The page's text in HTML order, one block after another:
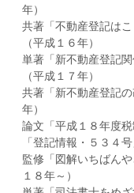
年）
共著「不動産登記は
（平成１６年）
単著「新不動産登記
（平成１７年）
共著「新不動産登記
年）
論文「平成１８年度
「登記情報・５３４
監修「図解いちばん
１８年～）